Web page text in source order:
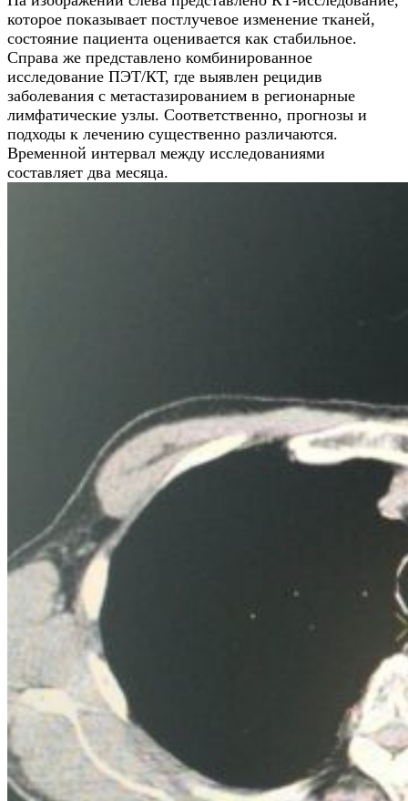
которое показывает постлучевое изменение тканей,
состояние пациента оценивается как стабильное.
Справа же представлено комбинированное
исследование ПЭТ/КТ, где выявлен рецидив
заболевания с метастазированием в регионарные
лимфатические узлы. Соответственно, прогнозы и
подходы к лечению существенно различаются.
Временной интервал между исследованиями
составляет два месяца.